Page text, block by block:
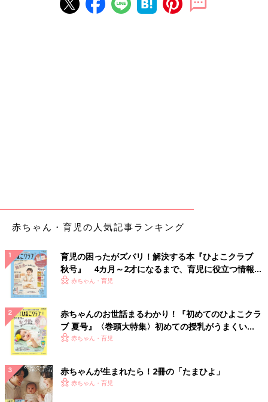
――都心だと、人の多さや土地の狭さなど、たしかに窮屈に感じ
――移住までの準備期間は、どのくらいでしたか？
八木下 約半年です。その間に住む家や夫の転職先を探しまし
た。移住が決まったあと、私には不安はなくて、楽しみしかなか
ったですが、夫は仕事が決まるより先に移住の日取りが決まった
ことに、不安もあったようです。
――移住と同じタイミングの2015年に第２子の娘さんを出産さ
れています。移住先での子育てはどうでしたか？
八木下 松本で暮らし始めて、育児のストレスから解放されまし
た。でも、東京を恋しく感じる瞬間もあります。SNSなどを見て
いいな、うらやましいなと。でも、それと同時に、東京でストレ
スフルに子育てをしていた自分の姿を思い出すと、やっぱり私に
赤ちゃん・育児の人気記事ランキング
育児の困ったがズバリ！解決する本『ひよこクラブ
秋号』 4カ月～2才になるまで、育児に役立つ情報が
いっぱい！
赤ちゃん・育児
赤ちゃんのお世話まるわかり！『初めてのひよこクラ
ブ 夏号』〈巻頭大特集〉初めての授乳がうまくい
く！ おっぱい・ミルクの基本と夏のトラブル 解決テ
赤ちゃん・育児
赤ちゃんが生まれたら！2冊の「たまひよ」
赤ちゃん・育児